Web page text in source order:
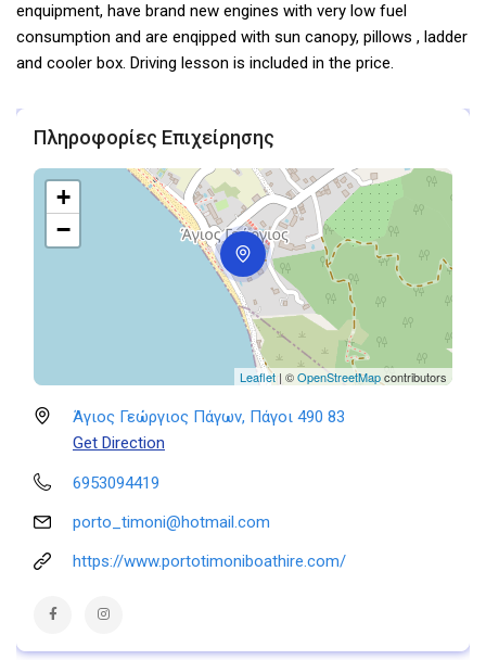
enquipment, have brand new engines with very low fuel
consumption and are enqipped with sun canopy, pillows , ladder
and cooler box. Driving lesson is included in the price.
Πληροφορίες Επιχείρησης
+
−
Leaflet | ©OpenStreetMapcontributors
Άγιος Γεώργιος Πάγων, Πάγοι 490 83
Get Direction
6953094419
porto_timoni@hotmail.com
https://www.portotimoniboathire.com/